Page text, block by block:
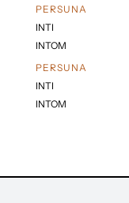
PERSUNA
INTI
INTOM
PERSUNA
INTI
INTOM